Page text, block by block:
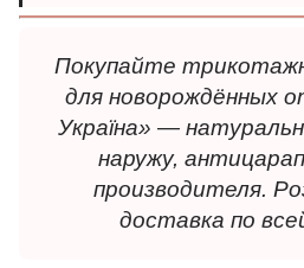
Покупайте
для новорождённых
Україна» —
наружу,
производителя.
доставка по